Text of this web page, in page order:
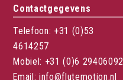
Contactgegevens
Telefoon: +31 (0)53
4614257
Mobiel: +31 (0)6 29406092
Email: info@flutemotion.nl